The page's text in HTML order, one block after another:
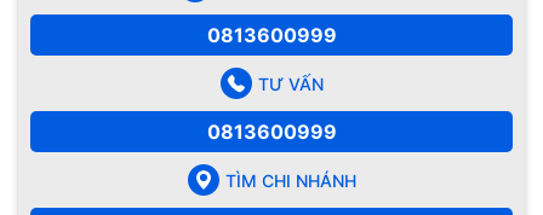
0813600999
TƯ VẤN
0813600999
TÌM CHI NHÁNH